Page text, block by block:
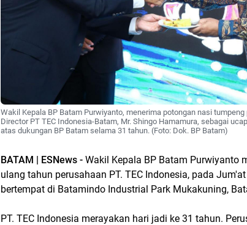
Wakil Kepala BP Batam Purwiyanto, menerima potongan nasi
Director PT TEC Indonesia-Batam, Mr. Shingo Hamamura, sebagai
atas dukungan BP Batam selama 31 tahun. (Foto: Dok. BP Batam)
BATAM | ESNews - Wakil Kepala BP Batam Purwiyanto
ulang tahun perusahaan PT. TEC Indonesia, pada
bertempat di Batamindo Industrial Park Mukakuning,
PT. TEC Indonesia merayakan hari jadi ke 31 tahun.